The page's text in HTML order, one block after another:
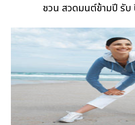
ชวน สวดมนต์ข้ามปี รับ